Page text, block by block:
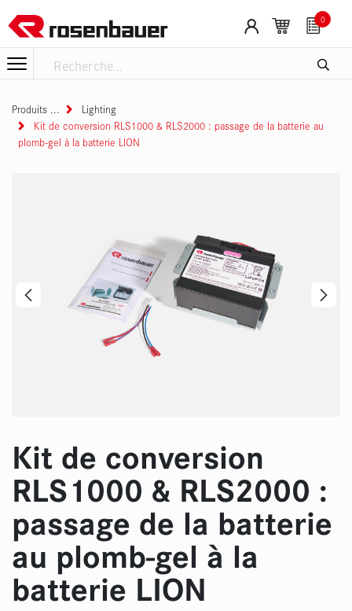
0
Produits
Lighting
Kit de conversion RLS1000 & RLS2000 : passage de la batterie au
plomb-gel à la batterie LION
Kit de conversion
RLS1000 & RLS2000 :
passage de la batterie
au plomb-gel à la
batterie LION